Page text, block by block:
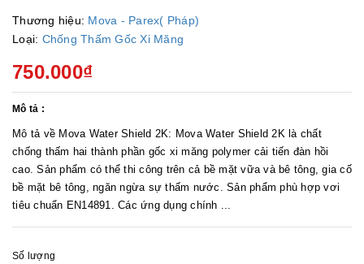
Thương hiệu: Mova - Parex( Pháp)
Loại: Chống Thấm Gốc Xi Măng
750.000₫
Mô tả :
Mô tả về Mova Water Shield 2K: Mova Water Shield 2K là chất
chống thấm hai thành phần gốc xi măng polymer cải tiến đàn hồi
cao. Sản phẩm có thể thi công trên cả bề mặt vữa và bê tông, gia cố
bề mặt bê tông, ngăn ngừa sự thấm nước. Sản phẩm phù hợp vơi
tiêu chuẩn EN14891. Các ứng dụng chính ...
Số lượng